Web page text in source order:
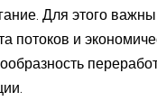
Для этого
потоков и